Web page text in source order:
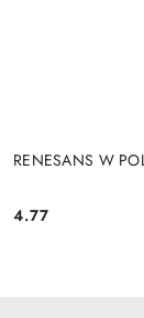
RENESANS W
Cena:
4.77